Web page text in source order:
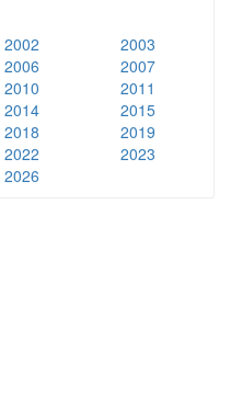
2002
2003
2006
2007
2010
2011
2014
2015
2018
2019
2022
2023
2026